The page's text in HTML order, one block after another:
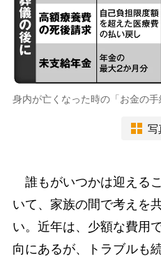
身内が亡くなった時の「お金の手
写
誰もがいつかは迎える
いて、家族の間で考えを
い。近年は、少額な費用
向にあるが、トラブルも